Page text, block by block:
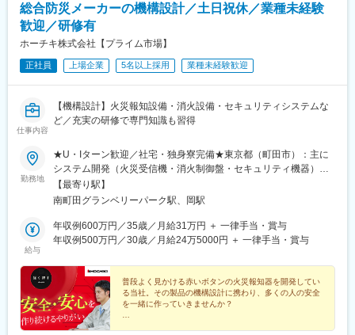
県)、安芸中野駅、海田市駅、筑後大石駅、鞍手駅、勝野駅、田主
丸駅、教育大前駅、苅田駅、古賀駅、行橋駅、中泉駅、採銅所
駅、田川市立病院駅、今宿駅、渡辺通駅、高宮駅(福岡県)、三毛門
(福岡県)、小森江駅、京急川崎駅、汐留駅、麹町駅、秋葉原駅、糀
谷駅、宝町駅(東京都)、志村坂上駅、五反田駅、春日駅(東京都)、
駅、星川駅、湘南深沢駅、静岡駅、吉原本町駅、下小田井駅、豊
田本町駅、名古屋駅、東別院駅、大曽根駅、西高蔵駅、左京山
天満宮駅、門真市駅、稲野駅、汐見橋駅、今宮戎駅、西宮駅(ＪＲ
線)、四条大宮駅、くいな橋駅、宇品五丁目駅、糒駅、薬院駅、旦
過駅、黒崎駅前駅、内幸町駅、岩本町駅、京橋駅(東京都)、不動前
駅、後楽園駅、東池袋四丁目駅、産業振興センター駅、保土ケ谷
公園駅、ＪＲ難波駅、恵美須町駅、西宮北口駅、二条駅、宇品三
丁目駅、天神南駅、西黒崎駅
総合防災メーカーの機構設計／土日祝休／業種未経験
歓迎／研修有
ホーチキ株式会社【プライム市場】
正社員 上場企業 5名以上採用 業種未経験歓迎
仕事内容
【機構設計】火災報知設備・消火設備・セキュリティシステムな
ど／充実の研修で専門知識も習得
勤務地
★U・Iターン歓迎／社宅・独身寮完備★東京都（町田市）：主に
システム開発（火災受信機・消火制御盤・セキュリティ機器）宮
城県（角田市）：主にセンシング開発（感知器）、消火ノズル
（放水銃）
【最寄り駅】
南町田グランベリーパーク駅、岡駅
給与
年収例600万円／35歳／月給31万円 ＋ 一律手当・賞与
年収例500万円／30歳／月給24万5000円 ＋ 一律手当・賞与
普段よく見かける赤いボタンの火災報知器を開発してい
る当社。その製品の機構設計に携わり、多くの人の安全
を一緒に作っていきませんか？